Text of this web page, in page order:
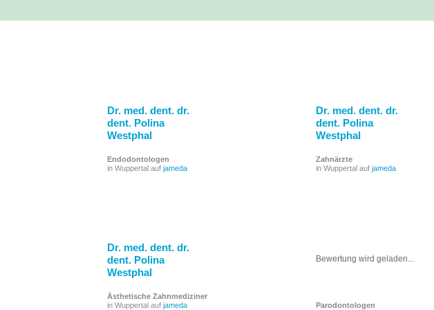
Dr. med. dent. dr.
dent. Polina
Westphal
Endodontologen
in Wuppertal auf jameda
Dr. med. dent. dr.
dent. Polina
Westphal
Zahnärzte
in Wuppertal auf jameda
Dr. med. dent. dr.
dent. Polina
Westphal
Ästhetische Zahnmediziner
in Wuppertal auf jameda
Bewertung wird geladen...
Parodontologen